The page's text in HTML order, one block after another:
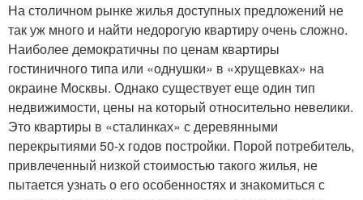
На столичном рынке жилья доступных предложений не
так уж много и найти недорогую квартиру очень сложно.
Наиболее демократичны по ценам квартиры
гостиничного типа или «однушки» в «хрущевках» на
окраине Москвы. Однако существует еще один тип
недвижимости, цены на который относительно невелики.
Это квартиры в «сталинках» с деревянными
перекрытиями 50-х годов постройки. Порой потребитель,
привлеченный низкой стоимостью такого жилья, не
пытается узнать о его особенностях и знакомиться с